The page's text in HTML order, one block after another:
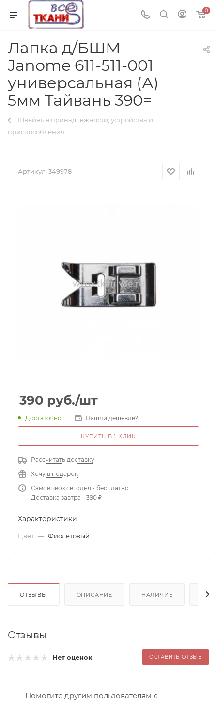
0
Лапка д/БШМ
Janome 611-511-001
универсальная (А)
5мм Тайвань 390=
Швейные принадлежности, устройства и
приспособления
Артикул: 349978
390 руб./шт
Достаточно Нашли дешевле?
КУПИТЬ В 1 КЛИК
Рассчитать доставку
Хочу в подарок
Самовывоз сегодня - бесплатно
Доставка завтра - 390 ₽
Характеристики
Цвет — Фиолетовый
ОТЗЫВЫ ОПИСАНИЕ НАЛИЧИЕ
Отзывы
Нет оценок ОСТАВИТЬ ОТЗЫВ
Помогите другим пользователям с